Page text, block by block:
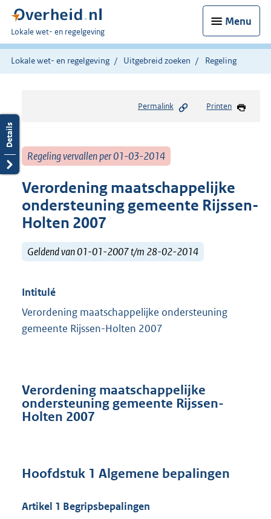
Menu
U
bent
hier:
Lokale wet- en regelgeving
Lokale wet- en regelgeving Uitgebreid zoeken Regeling
Permalink Printen
Regeling vervallen per 01-03-2014
Verordening maatschappelijke
ondersteuning gemeente Rijssen-
Holten 2007
Geldend van 01-01-2007 t/m 28-02-2014
Intitulé
Verordening maatschappelijke ondersteuning
gemeente Rijssen-Holten 2007
Verordening maatschappelijke
ondersteuning gemeente Rijssen-
Holten 2007
Hoofdstuk 1 Algemene bepalingen
Artikel 1 Begripsbepalingen